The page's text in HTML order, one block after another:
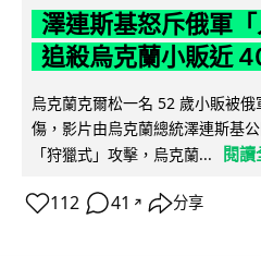
澤連斯基怒斥俄軍
追殺烏克蘭小販近
烏克蘭克爾松一名 52 歲小販被
傷，影片由烏克蘭總統澤連斯基
「狩獵式」攻擊，烏克蘭...
閱讀
112 41 ↗ 分享